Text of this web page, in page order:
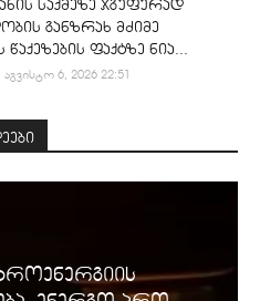
საქმეზე ჯგუფურად
განზრახ მძიმე
წაქეზების ფაქტზე ნია...
აგვისტო 6, 2026 22:51